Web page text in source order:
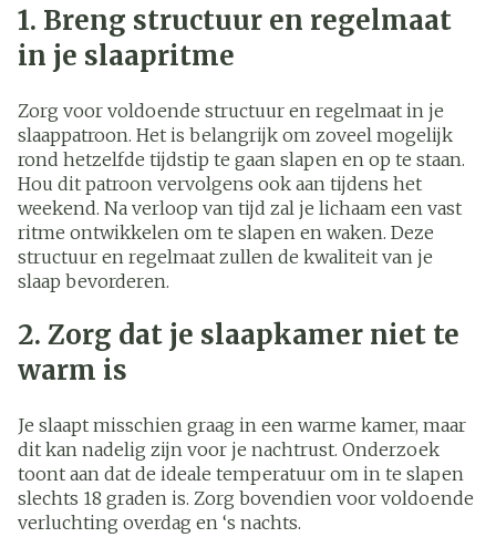
1. Breng structuur en regelmaat
in je slaapritme
Zorg voor voldoende structuur en regelmaat in je
slaappatroon. Het is belangrijk om zoveel mogelijk
rond hetzelfde tijdstip te gaan slapen en op te staan.
Hou dit patroon vervolgens ook aan tijdens het
weekend. Na verloop van tijd zal je lichaam een vast
ritme ontwikkelen om te slapen en waken. Deze
structuur en regelmaat zullen de kwaliteit van je
slaap bevorderen.
2. Zorg dat je slaapkamer niet te
warm is
Je slaapt misschien graag in een warme kamer, maar
dit kan nadelig zijn voor je nachtrust. Onderzoek
toont aan dat de ideale temperatuur om in te slapen
slechts 18 graden is. Zorg bovendien voor voldoende
verluchting overdag en ‘s nachts.